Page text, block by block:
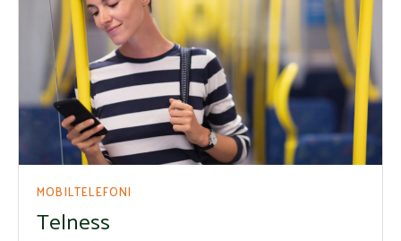
MOBILTELEFONI
Telness